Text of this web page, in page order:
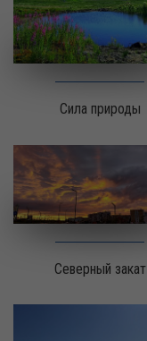
Сила природы
Северный закат